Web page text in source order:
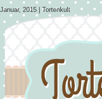
Januar, 2015 | Tortenkult